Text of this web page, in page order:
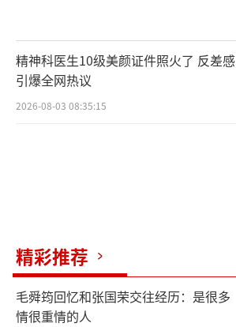
精神科医生10级美颜证件照火了 反差感
引爆全网热议
2026-08-03 08:35:15
精彩推荐
毛舜筠回忆和张国荣交往经历：是很多
情很重情的人